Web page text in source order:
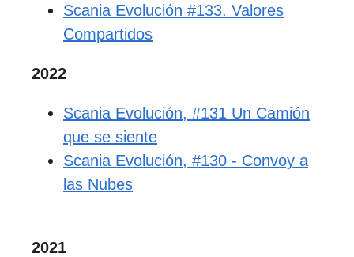
Scania Evolución #133. Valores
Compartidos
2022
Scania Evolución, #131 Un Camión
que se siente
Scania Evolución, #130 - Convoy a
las Nubes
2021